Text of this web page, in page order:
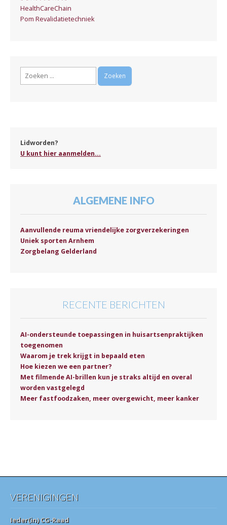
HealthCareChain
Pom Revalidatietechniek
Zoeken
Lidworden?
U kunt hier aanmelden...
ALGEMENE INFO
Aanvullende reuma vriendelijke zorgverzekeringen
Uniek sporten Arnhem
Zorgbelang Gelderland
RECENTE BERICHTEN
AI-ondersteunde toepassingen in huisartsenpraktijken
toegenomen
Waarom je trek krijgt in bepaald eten
Hoe kiezen we een partner?
Met filmende AI-brillen kun je straks altijd en overal
worden vastgelegd
Meer fastfoodzaken, meer overgewicht, meer kanker
VERENIGINGEN
Ieder(in) CG-Raad